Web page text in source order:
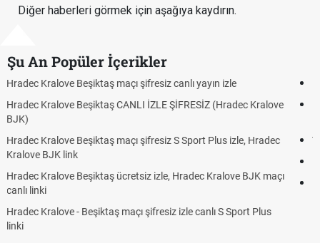
Diğer haberleri görmek için aşağıya kaydırın.
Şu An Popüler İçerikler
Hradec Kralove - Beşiktaş maçı şifresiz izle canlı tv100 linki
Hradec Kralove Beşiktaş maçı şifresiz tv100 izle, Hradec Kralove
Trivela Nedir? Trivela Vuruşu Nasıl Yapılır?
Röveşata Nedir? Röveşata Vuruşu Nasıl Yapılır?
Plonjon Nedir? Kalecilikte Plonjon Hareketi Nasıl Yapılır?